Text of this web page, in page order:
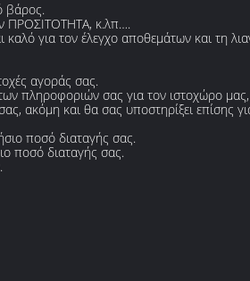
βάρος.
ΠΡΟΣΙΤΟΤΗΤΑ, κ.λπ….
καλό για τον έλεγχο αποθεμάτων και τη
αγοράς σας.
πληροφοριών σας για τον ιστοχώρο μας,
ακόμη και θα σας υποστηρίξει επίσης
ποσό διαταγής σας.
ποσό διαταγής σας.